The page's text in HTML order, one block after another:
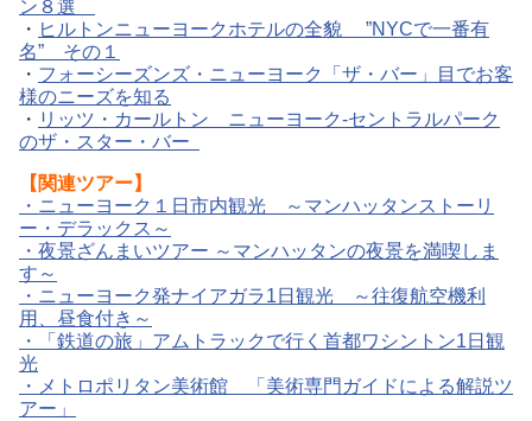
ン８選
・ ヒルトンニューヨークホテルの全貌 ”NYCで一番有
名” その１
・ フォーシーズンズ・ニューヨーク「ザ・バー」目でお客
様のニーズを知る
・ リッツ・カールトン ニューヨーク-セントラルパーク
のザ・スター・バー
【関連ツアー】
・ ニューヨーク１日市内観光 ～マンハッタンストーリ
ー・デラックス～
・ 夜景ざんまいツアー ～マンハッタンの夜景を満喫しま
す～
・ ニューヨーク発ナイアガラ1日観光 ～往復航空機利
用、昼食付き～
・
「鉄道の旅」アムトラックで行く首都ワシントン1日観
光
・ メトロポリタン美術館 「美術専門ガイドによる解説ツ
アー」